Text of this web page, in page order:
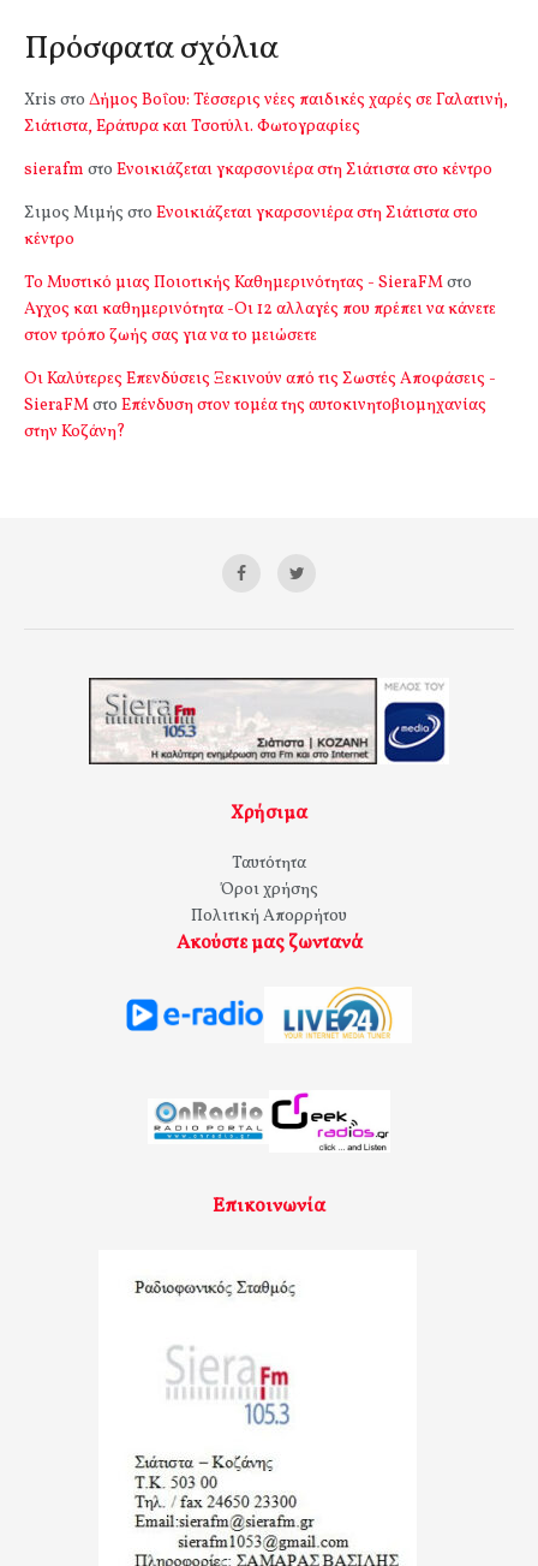
Πρόσφατα σχόλια
Xris στο Δήμος Βοΐου: Τέσσερις νέες παιδικές χαρές σε Γαλατινή,
Σιάτιστα, Εράτυρα και Τσοτύλι. Φωτογραφίες
sierafm στο Ενοικιάζεται γκαρσονιέρα στη Σιάτιστα στο κέντρο
Σιμος Μιμής στο Ενοικιάζεται γκαρσονιέρα στη Σιάτιστα στο
κέντρο
Το Μυστικό μιας Ποιοτικής Καθημερινότητας - SieraFMστο
Αγχος και καθημερινότητα -Οι 12 αλλαγές που πρέπει να κάνετε
στον τρόπο ζωής σας για να το μειώσετε
Οι Καλύτερες Επενδύσεις Ξεκινούν από τις Σωστές Αποφάσεις -
SieraFMστο Επένδυση στον τομέα της αυτοκινητοβιομηχανίας
στην Κοζάνη?
Χρήσιμα
Ταυτότητα
Όροι χρήσης
Πολιτική Απορρήτου
Ακούστε μας ζωντανά
Επικοινωνία